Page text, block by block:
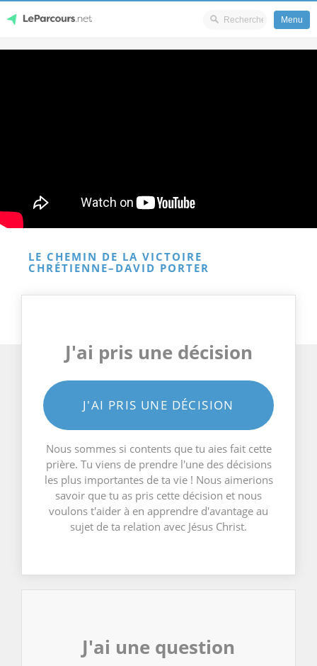
Skip
Menu
LE CHEMIN DE LA VICTOIRE
CHRÉTIENNE–DAVID PORTER
J'ai pris une décision
J'AI PRIS UNE DÉCISION
Nous sommes si contents que tu aies fait cette
prière. Tu viens de prendre l'une des décisions
les plus importantes de ta vie ! Nous aimerions
savoir que tu as pris cette décision et nous
voulons t'aider à en apprendre d'avantage au
sujet de ta relation avec Jésus Christ.
J'ai une question